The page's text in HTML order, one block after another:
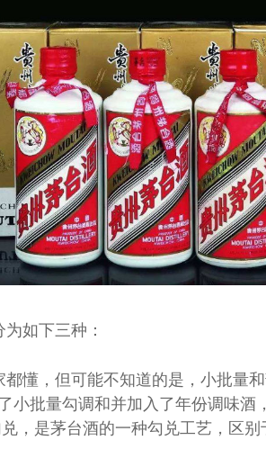
如下三种：
都懂，但可能不知道的是，小批量
小批量勾调和并加入了年份调味酒
，是茅台酒的一种勾兑工艺，区别